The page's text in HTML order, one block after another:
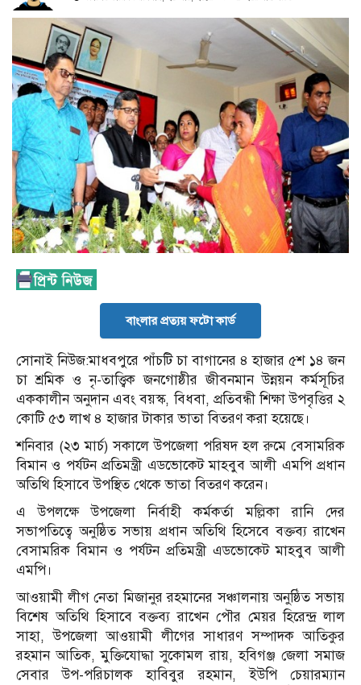
বাংলার প্রত্যয় ফটো কার্ড
সোনাই নিউজ:মাধবপুরে পাঁচটি চা বাগানের ৪ হাজার ৫শ ১৪ জন
চা শ্রমিক ও নৃ-তাত্ত্বিক জনগোষ্ঠীর জীবনমান উন্নয়ন কর্মসূচির
এককালীন অনুদান এবং বয়স্ক, বিধবা, প্রতিবন্ধী শিক্ষা উপবৃত্তির ২
কোটি ৫৩ লাখ ৪ হাজার টাকার ভাতা বিতরণ করা হয়েছে।
শনিবার (২৩ মার্চ) সকালে উপজেলা পরিষদ হল রুমে বেসামরিক
বিমান ও পর্যটন প্রতিমন্ত্রী এডভোকেট মাহবুব আলী এমপি প্রধান
অতিথি হিসাবে উপস্থিত থেকে ভাতা বিতরণ করেন।
এ উপলক্ষে উপজেলা নির্বাহী কর্মকর্তা মল্লিকা রানি দের
সভাপতিত্বে অনুষ্ঠিত সভায় প্রধান অতিথি হিসেবে বক্তব্য রাখেন
বেসামরিক বিমান ও পর্যটন প্রতিমন্ত্রী এডভোকেট মাহবুব আলী
এমপি।
আওয়ামী লীগ নেতা মিজানুর রহমানের সঞ্চালনায় অনুষ্ঠিত সভায়
বিশেষ অতিথি হিসাবে বক্তব্য রাখেন পৌর মেয়র হিরেন্দ্র লাল
সাহা, উপজেলা আওয়ামী লীগের সাধারণ সম্পাদক আতিকুর
রহমান আতিক, মুক্তিযোদ্ধা সুকোমল রায়, হবিগঞ্জ জেলা সমাজ
সেবার উপ-পরিচালক হাবিবুর রহমান, ইউপি চেয়ারম্যান